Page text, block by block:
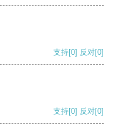
支持[0] 反对[0]
支持[0] 反对[0]